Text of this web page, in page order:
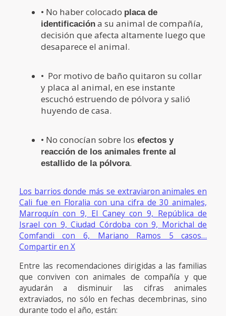
• No haber colocado placa de
identificacióna su animal de compañía,
decisión que afecta altamente luego que
desaparece el animal.
• Por motivo de baño quitaron su collar
y placa al animal, en ese instante
escuchó estruendo de pólvora y salió
huyendo de casa.
• No conocían sobre los efectos y
reacción de los animales frente al
estallido de la pólvora.
Los barrios donde más se extraviaron animales en
Cali fue en Floralia con una cifra de 30 animales,
Marroquín con 9, El Caney con 9, República de
Israel con 9, Ciudad Córdoba con 9, Morichal de
Comfandi con 6, Mariano Ramos 5 casos…
Compartir en X
Entre las recomendaciones dirigidas a las familias
que conviven con animales de compañía y que
ayudarán a disminuir las cifras animales
extraviados, no sólo en fechas decembrinas, sino
durante todo el año, están: